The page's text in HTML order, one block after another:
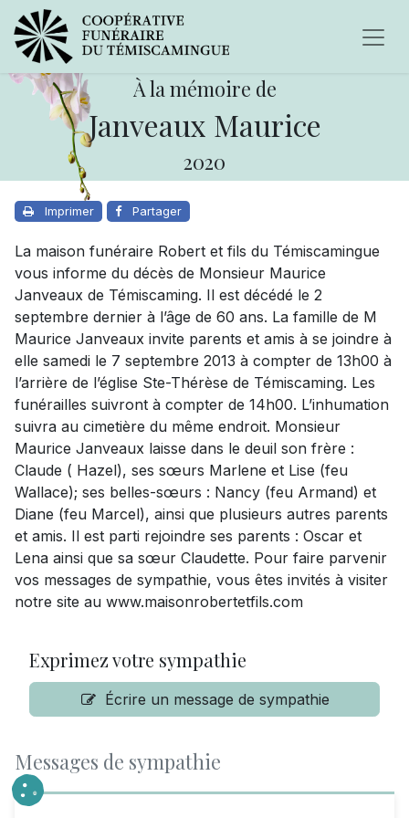
À la mémoire de
Janveaux Maurice
2020
Imprimer Partager
La maison funéraire Robert et fils du Témiscamingue
vous informe du décès de Monsieur Maurice
Janveaux de Témiscaming. Il est décédé le 2
septembre dernier à l’âge de 60 ans. La famille de M
Maurice Janveaux invite parents et amis à se joindre à
elle samedi le 7 septembre 2013 à compter de 13h00 à
l’arrière de l’église Ste-Thérèse de Témiscaming. Les
funérailles suivront à compter de 14h00. L’inhumation
suivra au cimetière du même endroit. Monsieur
Maurice Janveaux laisse dans le deuil son frère :
Claude ( Hazel), ses sœurs Marlene et Lise (feu
Wallace); ses belles-sœurs : Nancy (feu Armand) et
Diane (feu Marcel), ainsi que plusieurs autres parents
et amis. Il est parti rejoindre ses parents : Oscar et
Lena ainsi que sa sœur Claudette. Pour faire parvenir
vos messages de sympathie, vous êtes invités à visiter
notre site au www.maisonrobertetfils.com
Exprimez votre sympathie
Écrire un message de sympathie
Messages de sympathie